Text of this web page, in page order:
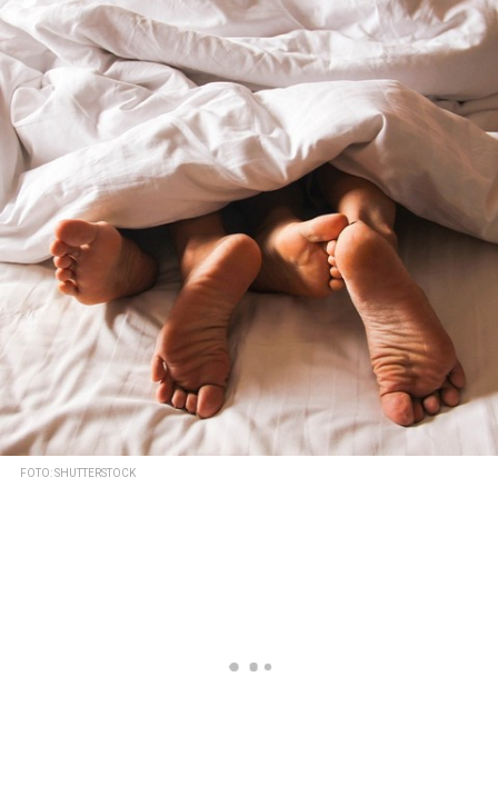
FOTO: SHUTTERSTOCK